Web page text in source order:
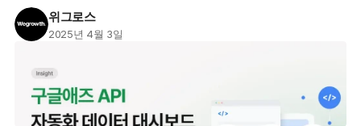
위그로스
2025년 4월 3일